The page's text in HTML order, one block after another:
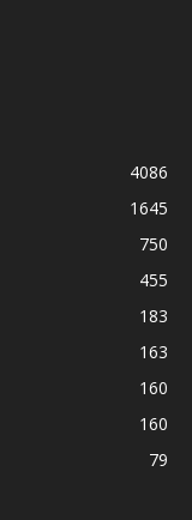
4086
1645
750
455
183
163
160
160
79